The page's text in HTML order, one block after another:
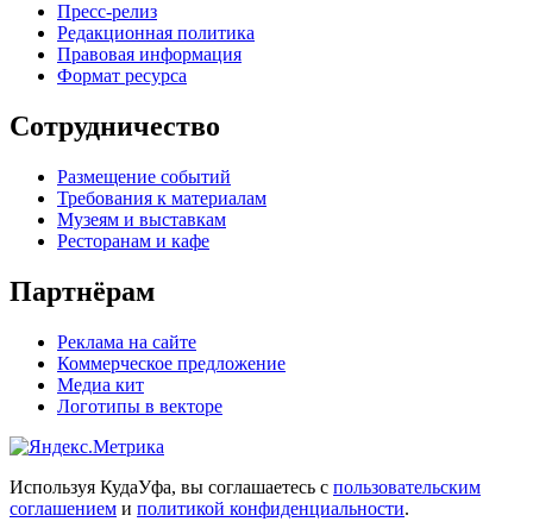
Пресс-релиз
Редакционная политика
Правовая информация
Формат ресурса
Сотрудничество
Размещение событий
Требования к материалам
Музеям и выставкам
Ресторанам и кафе
Партнёрам
Реклама на сайте
Коммерческое предложение
Медиа кит
Логотипы в векторе
Используя КудаУфа, вы соглашаетесь с пользовательским
соглашением и политикой конфиденциальности.